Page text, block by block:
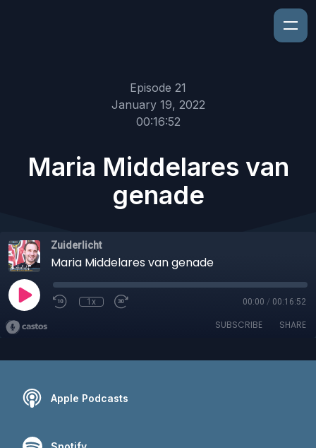
Episode 21
January 19, 2022
00:16:52
Maria Middelares van
genade
Zuiderlicht
Maria Middelares van genade
1x 00:00 / 00:16:52
SUBSCRIBE SHARE
Apple Podcasts